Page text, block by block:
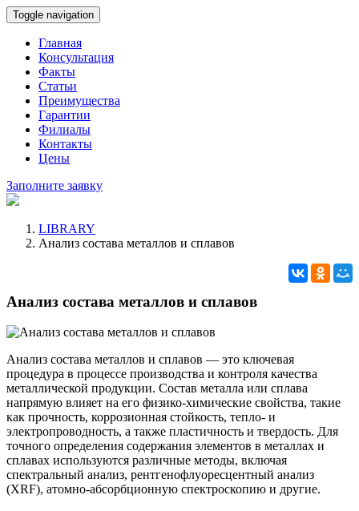
Toggle navigation
Главная
Консультация
Факты
Статьи
Преимущества
Гарантии
Филиалы
Контакты
Цены
Заполните заявку
LIBRARY
Анализ состава металлов и сплавов
Анализ состава металлов и сплавов
Анализ состава металлов и сплавов — это ключевая
процедура в процессе производства и контроля качества
металлической продукции. Состав металла или сплава
напрямую влияет на его физико-химические свойства, такие
как прочность, коррозионная стойкость, тепло- и
электропроводность, а также пластичность и твердость. Для
точного определения содержания элементов в металлах и
сплавах используются различные методы, включая
спектральный анализ, рентгенофлуоресцентный анализ
(XRF), атомно-абсорбционную спектроскопию и другие.